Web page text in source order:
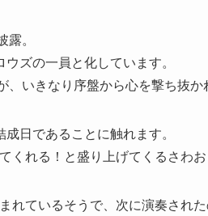
露。
ズの一員と化しています。
、いきなり序盤から心を撃ち抜
日であることに触れます。
くれる！と盛り上げてくるさわ
れているそうで、次に演奏され